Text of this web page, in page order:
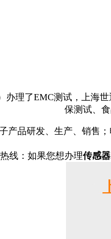
办理了EMC测试，上海
保测试、
产品研发、生产、销售
线：如果您想办理传感